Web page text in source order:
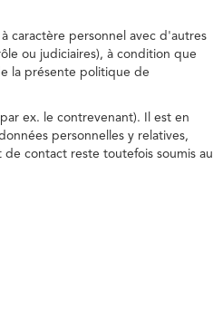
caractère personnel avec d'autres
ou judiciaires), à condition que
la présente politique de
ex. le contrevenant). Il est en
personnelles y relatives,
contact reste toutefois soumis au